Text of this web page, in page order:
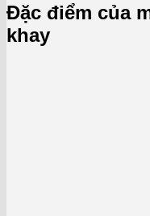
Đặc điểm của
khay